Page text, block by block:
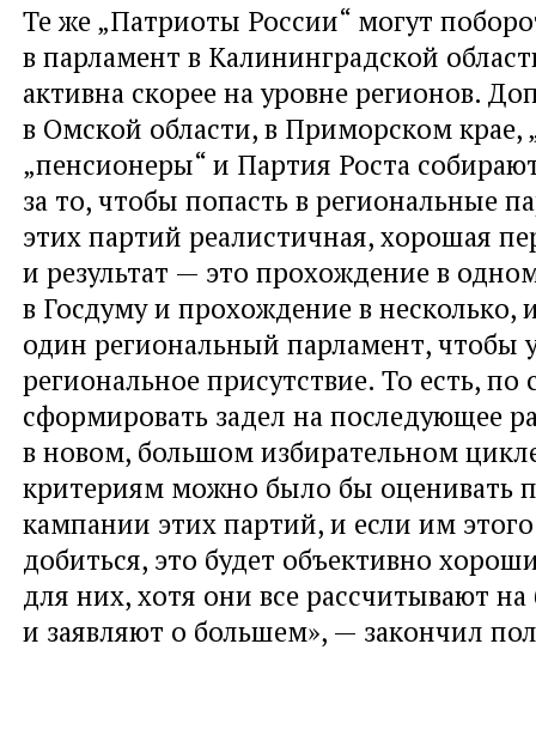
Те же „Патриоты России“ могут
в парламент в Калининградской
активна скорее на уровне регионов.
в Омской области, в Приморском крае,
„пенсионеры“ и Партия Роста
за то, чтобы попасть в региональные
этих партий реалистичная, хорошая
и результат — это прохождение в
в Госдуму и прохождение в несколько,
один региональный парламент, чтобы
региональное присутствие. То есть, по
сформировать задел на последующее
в новом, большом избирательном
критериям можно было бы оценивать
кампании этих партий, и если им этого
добиться, это будет объективно
для них, хотя они все рассчитывают
и заявляют о большем», — закончил